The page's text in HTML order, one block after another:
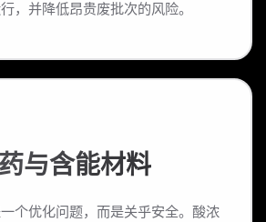
，并降低昂贵废批次的风险。
与含能材料
个优化问题，而是关乎安全。酸浓